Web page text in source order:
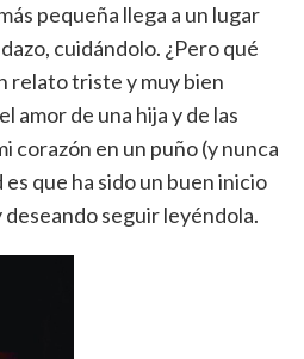
pequeña llega a un lugar
cuidándolo. ¿Pero qué
relato triste y muy bien
amor de una hija y de las
corazón en un puño (y nunca
que ha sido un buen inicio
seguir leyéndola.